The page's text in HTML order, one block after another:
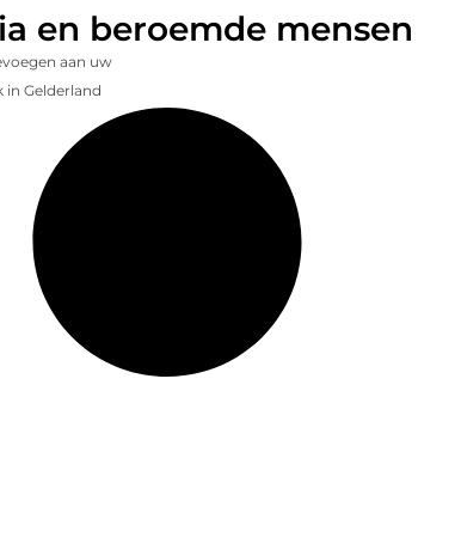
en beroemde mensen
aan uw
Gelderland